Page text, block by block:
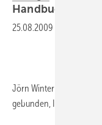
Handbuch
25.08.2009
Jörn Winter (Hrsg.), 417
gebunden, ISBN 978-3-